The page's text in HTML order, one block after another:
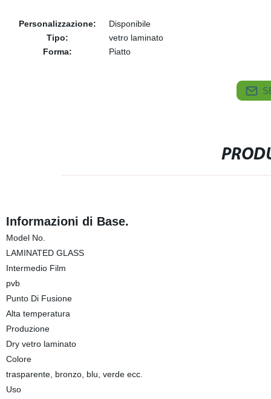
Personalizzazione:
Disponibile
Tipo:
vetro laminato
Forma:
Piatto
Informazioni di Base.
Model No.
LAMINATED GLASS
Intermedio Film
pvb
Punto Di Fusione
Alta temperatura
Produzione
Dry vetro laminato
Colore
trasparente, bronzo, blu, verde ecc.
Uso